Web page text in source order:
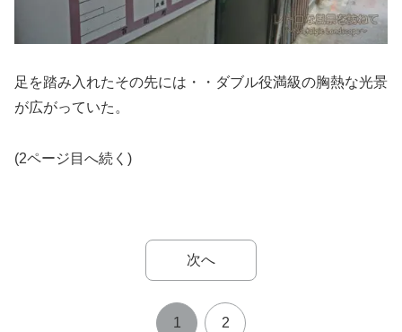
足を踏み入れたその先には・・ダブル役満級の胸熱な光景
が広がっていた。
(2ページ目へ続く)
次へ
1 2